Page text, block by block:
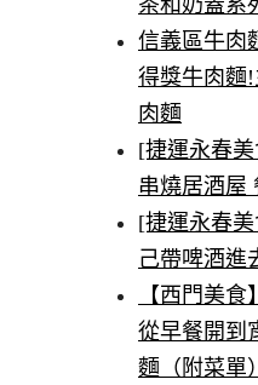
信義區牛肉
得獎牛肉麵
肉麵
[捷運永春
串燒居酒屋
[捷運永春
己帶啤酒進
【西門美食
從早餐開到
麵（附菜單）